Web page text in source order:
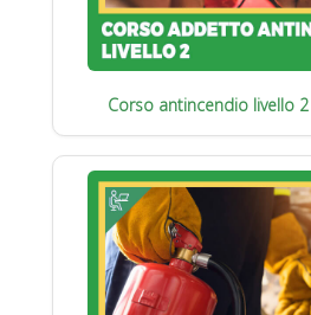
Corso antincendio livello